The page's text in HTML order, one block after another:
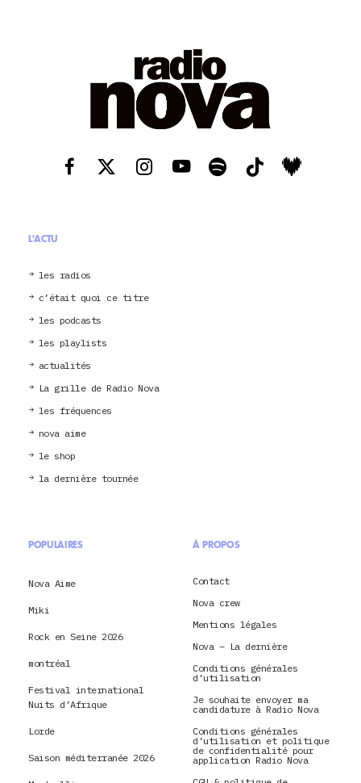
L'ACTU
les radios
c’était quoi ce titre
les podcasts
les playlists
actualités
La grille de Radio Nova
les fréquences
nova aime
le shop
la dernière tournée
POPULAIRES
Nova Aime
Miki
Rock en Seine 2026
montréal
Festival international
Nuits d’Afrique
Lorde
Saison méditerranée 2026
À PROPOS
Contact
Nova crew
Mentions légales
Nova – La dernière
Conditions générales
d’utilisation
Je souhaite envoyer ma
candidature à Radio Nova
Conditions générales
d’utilisation et politique
de confidentialité pour
application Radio Nova